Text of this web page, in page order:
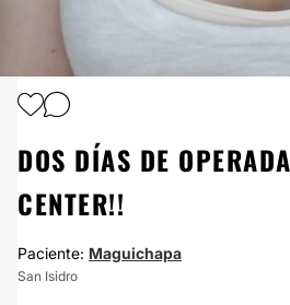
DOS DÍAS DE
CENTER!!
Paciente: Maguichapa
San Isidro